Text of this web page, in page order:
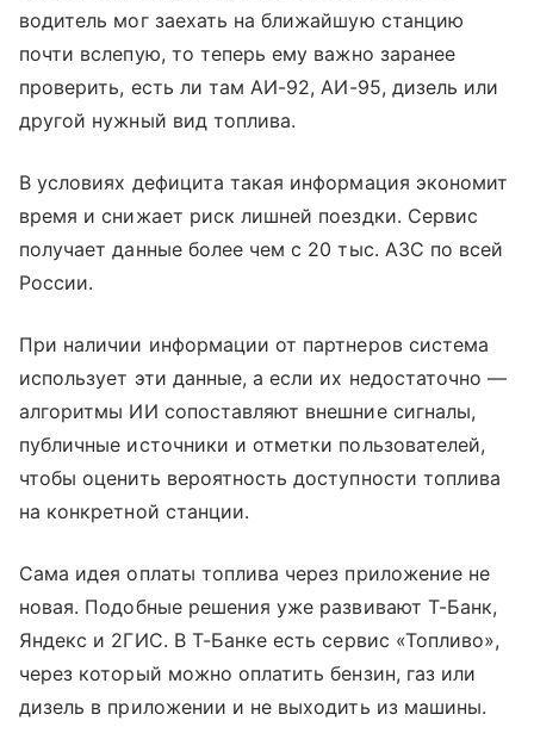
водитель мог заехать на ближайшую станцию
почти вслепую, то теперь ему важно заранее
проверить, есть ли там АИ-92, АИ-95, дизель или
другой нужный вид топлива.
В условиях дефицита такая информация экономит
время и снижает риск лишней поездки. Сервис
получает данные более чем с 20 тыс. АЗС по всей
России.
При наличии информации от партнеров система
использует эти данные, а если их недостаточно —
алгоритмы ИИ сопоставляют внешние сигналы,
публичные источники и отметки пользователей,
чтобы оценить вероятность доступности топлива
на конкретной станции.
Сама идея оплаты топлива через приложение не
новая. Подобные решения уже развивают Т-Банк,
Яндекс и 2ГИС. В Т-Банке есть сервис «Топливо»,
через который можно оплатить бензин, газ или
дизель в приложении и не выходить из машины.